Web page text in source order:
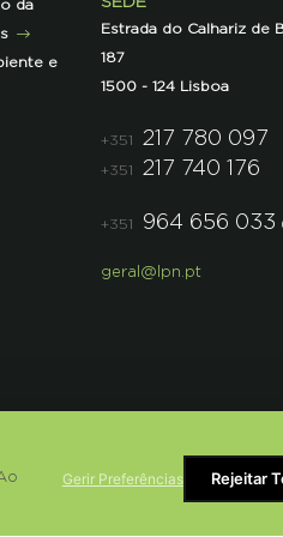
da
e
Estrada do Calhariz de
187
1500 - 124 Lisboa
+351 217 780 097
+351 217 740 176
+351 964 656 033
geral@lpn.pt
Powered by
Gerir Preferências Rejeitar